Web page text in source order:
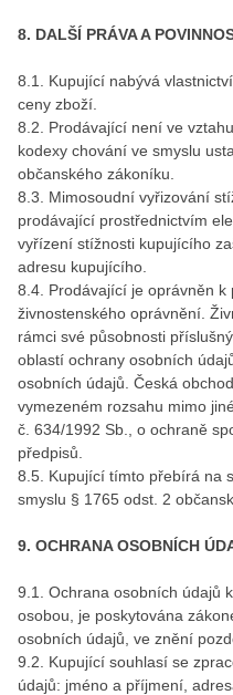
8. DALŠÍ PRÁVA A
8.1. Kupující nabývá
ceny zboží.
8.2. Prodávající není ve
kodexy chování ve smyslu
občanského zákoníku.
8.3. Mimosoudní vyřizování
prodávající prostřednictvím
vyřízení stížnosti kupujícího
adresu kupujícího.
8.4. Prodávající je oprávněn k
živnostenského oprávnění.
rámci své působnosti
oblastí ochrany osobních
osobních údajů. Česká
vymezeném rozsahu mimo
č. 634/1992 Sb., o ochraně
předpisů.
8.5. Kupující tímto přebírá na
smyslu § 1765 odst. 2
9. OCHRANA OSOBNÍCH
9.1. Ochrana osobních údajů
osobou, je poskytována
osobních údajů, ve znění
9.2. Kupující souhlasí se
údajů: jméno a příjmení,